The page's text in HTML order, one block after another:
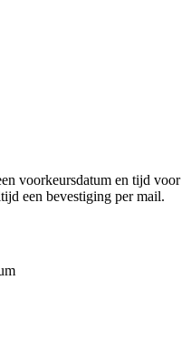
voorkeursdatum en tijd voor
een bevestiging per mail.